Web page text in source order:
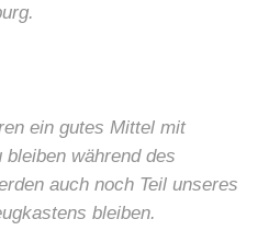
ein gutes Mittel mit
während des
auch noch Teil unseres
bleiben.